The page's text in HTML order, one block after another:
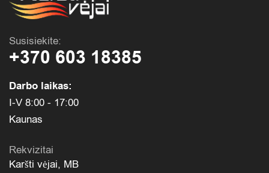
Susisiekite:
+370 603 18385
Darbo laikas:
I-V 8:00 - 17:00
Kaunas
Rekvizitai
Karšti vėjai, MB